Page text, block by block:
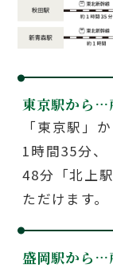
東京駅から…
「東京駅」
1時間35分
48分「北上
ただけます。
盛岡駅から…